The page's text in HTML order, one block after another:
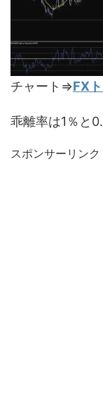
チャート⇒FX
乖離率は1％と
スポンサーリンク